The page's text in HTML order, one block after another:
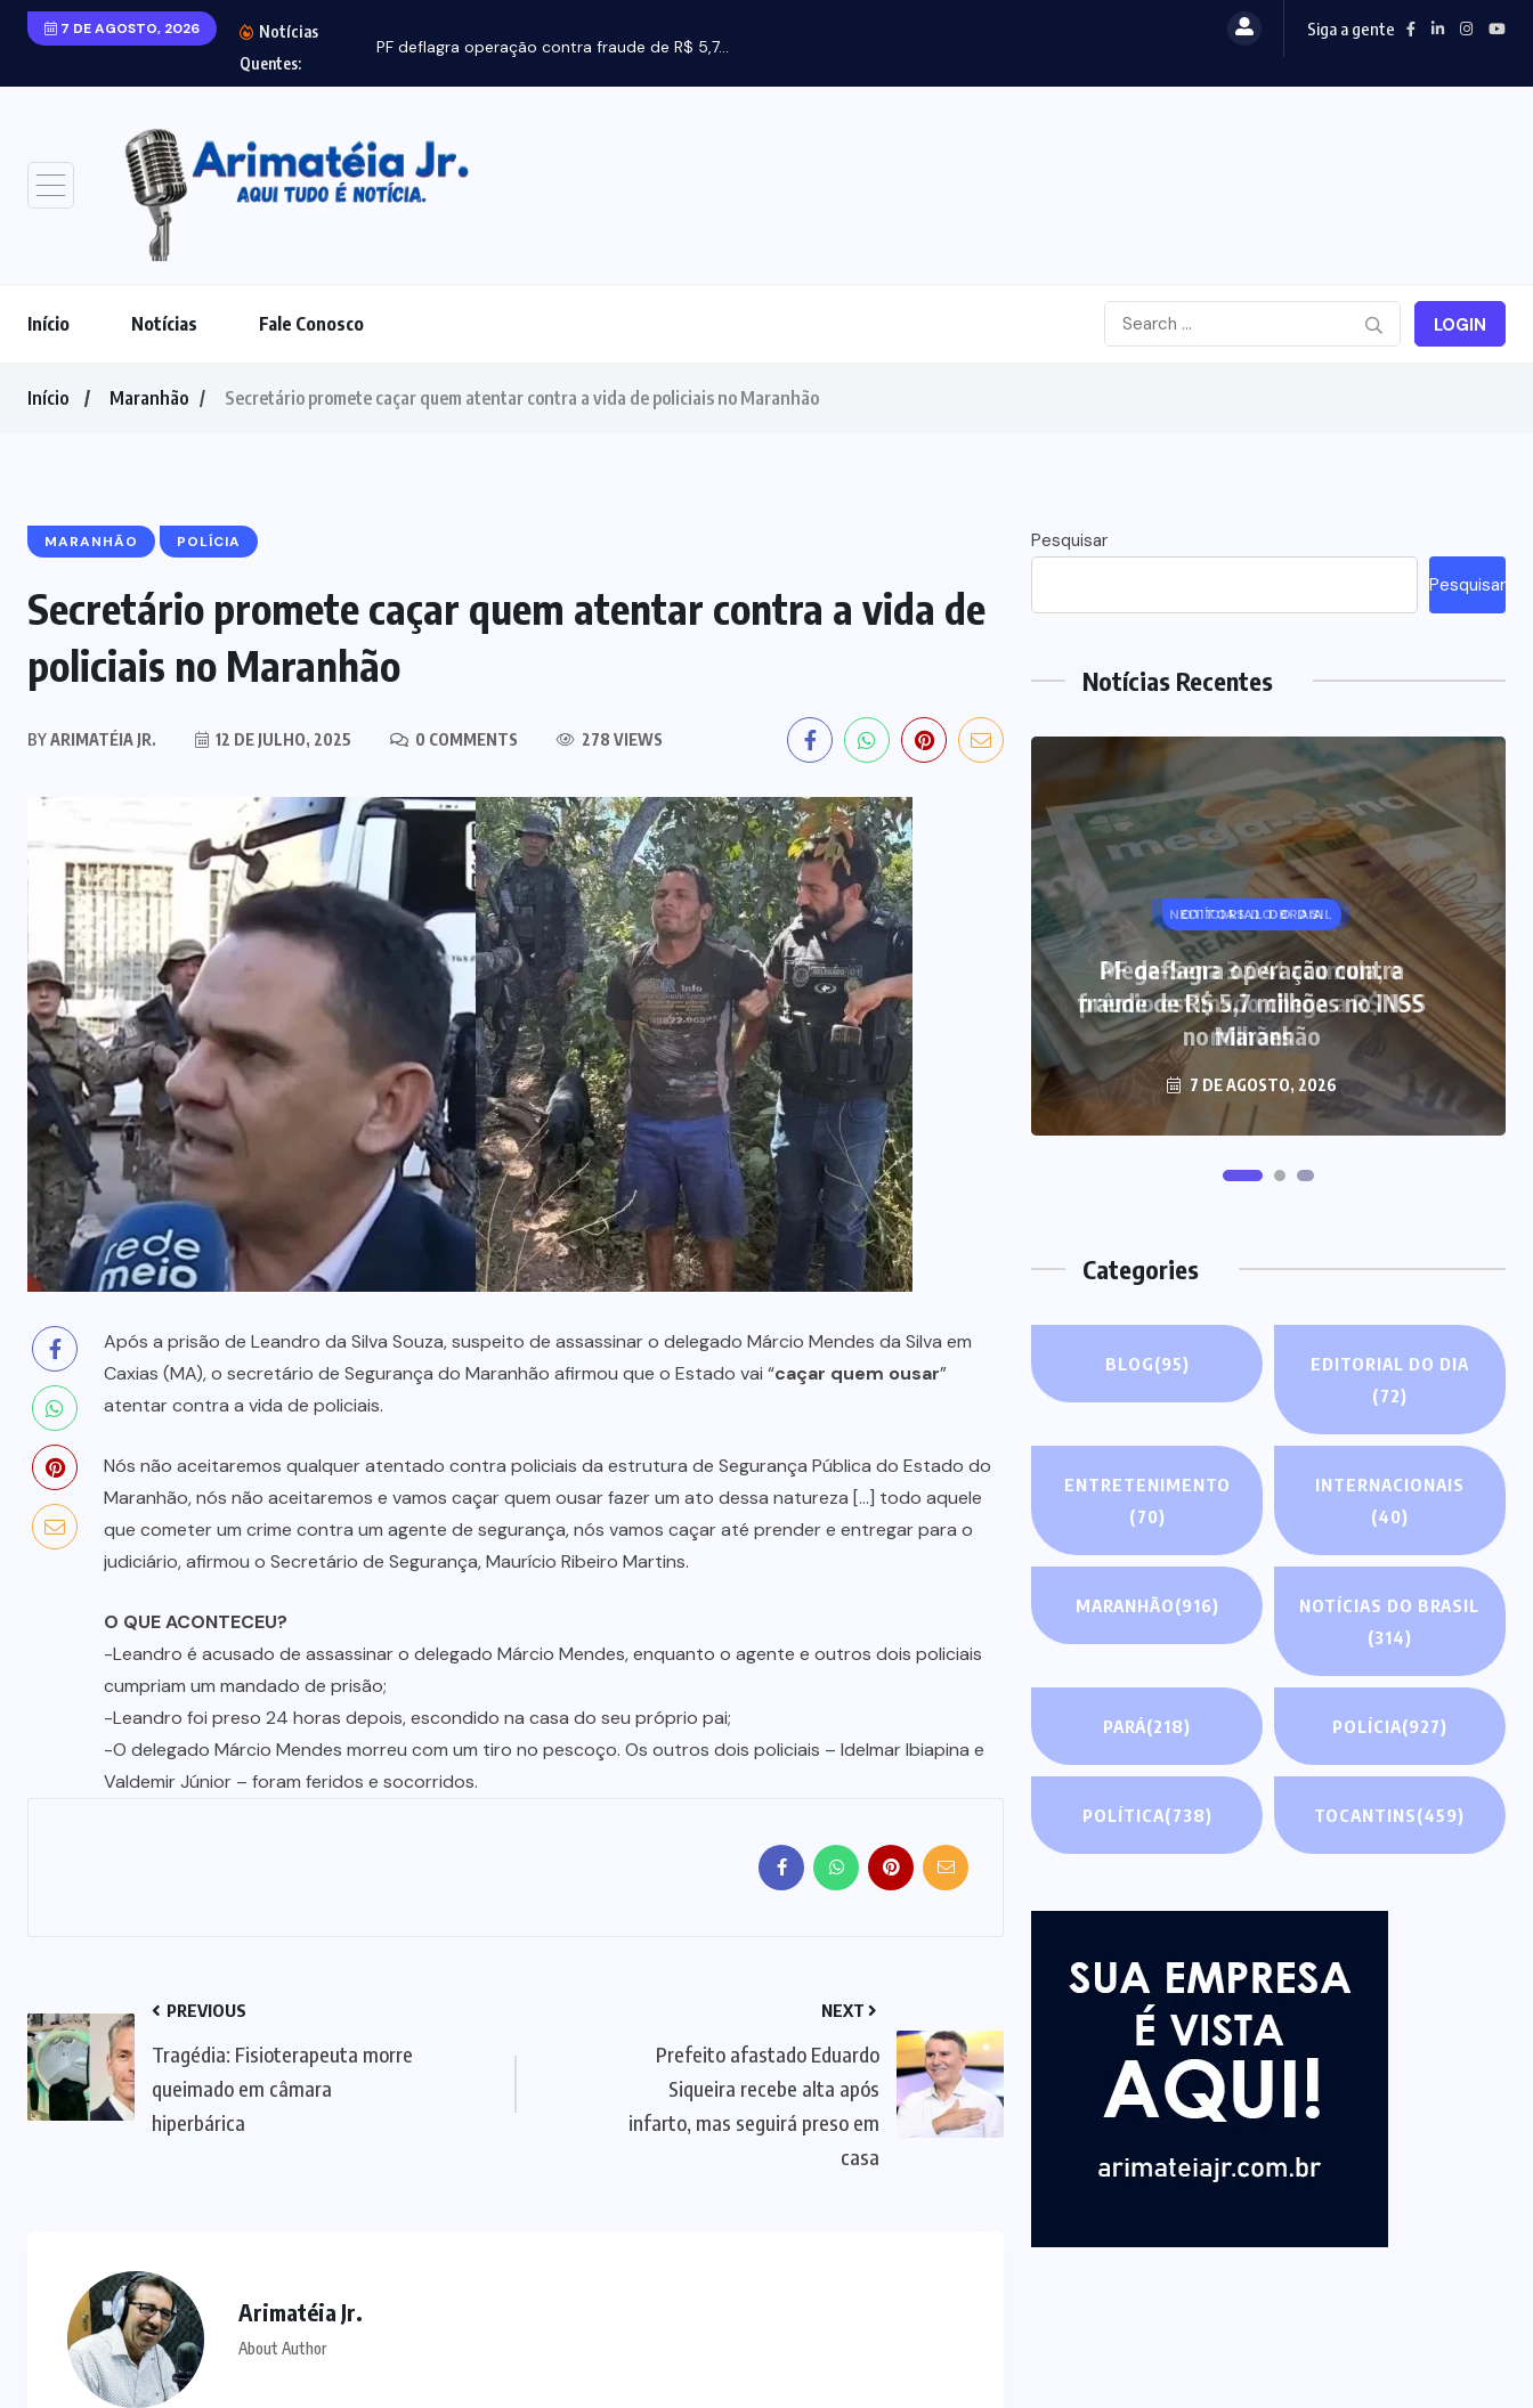
7 DE AGOSTO, 2026
Notícias
Quentes:
PF deflagra operação contra fraude de R$ 5,7...
Siga a gente
Início Notícias Fale Conosco LOGIN
Início Maranhão Secretário promete caçar quem atentar contra a vida de policiais no Maranhão
MARANHÃO POLÍCIA
Secretário promete caçar quem atentar contra a vida de
policiais no Maranhão
BYARIMATÉIA JR. 12 DE JULHO, 2025 0 COMMENTS 278 VIEWS
Após a prisão de Leandro da Silva Souza, suspeito de assassinar o delegado Márcio Mendes da Silva em
Caxias (MA), o secretário de Segurança do Maranhão afirmou que o Estado vai “caçar quem ousar”
atentar contra a vida de policiais.
Nós não aceitaremos qualquer atentado contra policiais da estrutura de Segurança Pública do Estado do
Maranhão, nós não aceitaremos e vamos caçar quem ousar fazer um ato dessa natureza […] todo aquele
que cometer um crime contra um agente de segurança, nós vamos caçar até prender e entregar para o
judiciário, afirmou o Secretário de Segurança, Maurício Ribeiro Martins.
O QUE ACONTECEU?
-Leandro é acusado de assassinar o delegado Márcio Mendes, enquanto o agente e outros dois policiais
cumpriam um mandado de prisão;
-Leandro foi preso 24 horas depois, escondido na casa do seu próprio pai;
-O delegado Márcio Mendes morreu com um tiro no pescoço. Os outros dois policiais – Idelmar Ibiapina e
Valdemir Júnior – foram feridos e socorridos.
PREVIOUS
Tragédia: Fisioterapeuta morre
queimado em câmara
hiperbárica
NEXT
Prefeito afastado Eduardo
Siqueira recebe alta após
infarto, mas seguirá preso em
casa
Arimatéia Jr.
About Author
Pesquisar
Pesquisar
Notícias Recentes
MARANHÃO POLÍCIA
Mulher joga drogas no vaso
sanitário; polícia apreende 3 kg e
prende mãe e filho
7 DE AGOSTO, 2026
EDITORIAL DO DIA
PF deflagra operação contra
fraude de R$ 5,7 milhões no INSS
no Maranhão
7 DE AGOSTO, 2026
NOTÍCIAS DO BRASIL
Mega-Sena 3.041 acumula, e
prêmio estimado chega a R$ 165
milhões
7 DE AGOSTO, 2026
Categories
BLOG(95)
EDITORIAL DO DIA
(72)
ENTRETENIMENTO
(70)
INTERNACIONAIS
(40)
MARANHÃO(916)
NOTÍCIAS DO BRASIL
(314)
PARÁ(218) POLÍCIA(927)
POLÍTICA(738) TOCANTINS(459)